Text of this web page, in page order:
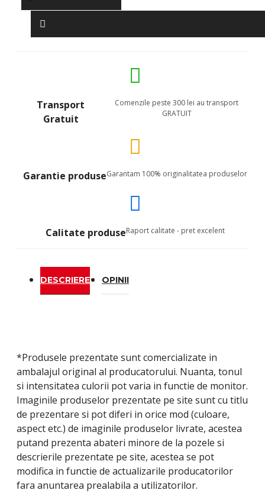
Transport
Gratuit
Comenzile peste 300 lei au transport
GRATUIT
Garantie produseGarantam 100% originalitatea produselor
Calitate produseRaport calitate - pret excelent
DESCRIERE OPINII
*Produsele prezentate sunt comercializate in
ambalajul original al producatorului. Nuanta, tonul
si intensitatea culorii pot varia in functie de monitor.
Imaginile produselor prezentate pe site sunt cu titlu
de prezentare si pot diferi in orice mod (culoare,
aspect etc.) de imaginile produselor livrate, acestea
putand prezenta abateri minore de la pozele si
descrierile prezentate pe site, acestea se pot
modifica in functie de actualizarile producatorilor
fara anuntarea prealabila a utilizatorilor.